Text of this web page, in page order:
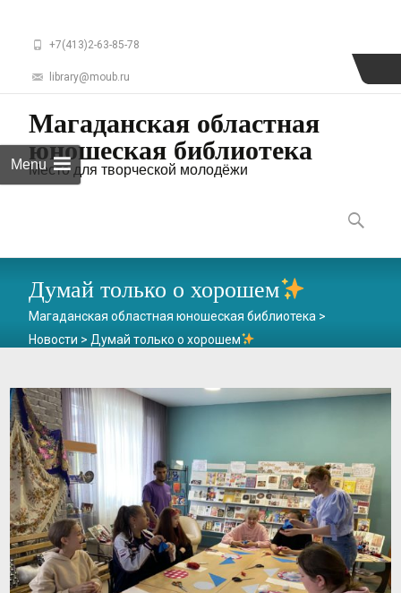
+7(413)2-63-85-78
library@moub.ru
Магаданская областная
юношеская библиотека
Место для творческой молодёжи
Menu
to
content
Найти:
Думай только о хорошем
Магаданская областная юношеская библиотека >
Новости > Думай только о хорошем